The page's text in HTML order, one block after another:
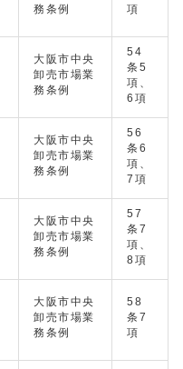
務条例
項
大阪市中央
卸売市場業
務条例
54
条5
項、
6項
大阪市中央
卸売市場業
務条例
56
条6
項、
7項
大阪市中央
卸売市場業
務条例
57
条7
項、
8項
大阪市中央
卸売市場業
務条例
58
条7
項